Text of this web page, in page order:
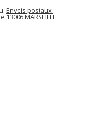
Envois postaux :
MARSEILLE